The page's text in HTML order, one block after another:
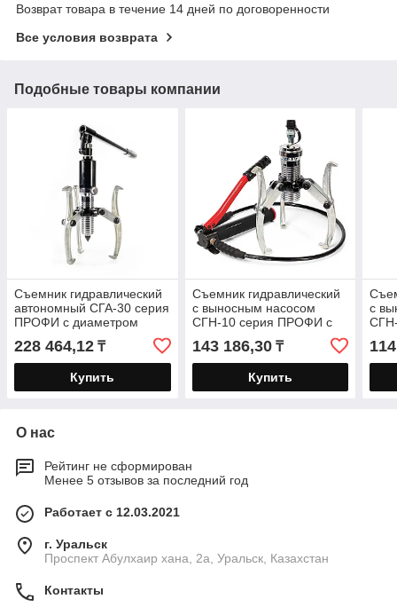
Возврат товара в течение 14 дней по договоренности
Все условия возврата
Подобные товары компании
Съемник гидравлический
автономный СГА-30 серия
ПРОФИ с диаметром
захвата 350 мм и
глубиной захвата 220 мм
228 464,12 ₸
Купить
Съемник гидравлический
с выносным насосом
СГН-10 серия ПРОФИ с
диаметром захвата 250
мм и глубиной захвата
180
143 186,30₸
Купить
с
мм и
120
О нас
Рейтинг не сформирован
Менее 5 отзывов за последний год
Работает с 12.03.2021
г. Уральск
Проспект Абулхаир хана, 2а, Уральск, Казахстан
Контакты